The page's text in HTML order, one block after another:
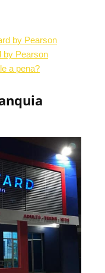
by Pearson
by Pearson
a pena?